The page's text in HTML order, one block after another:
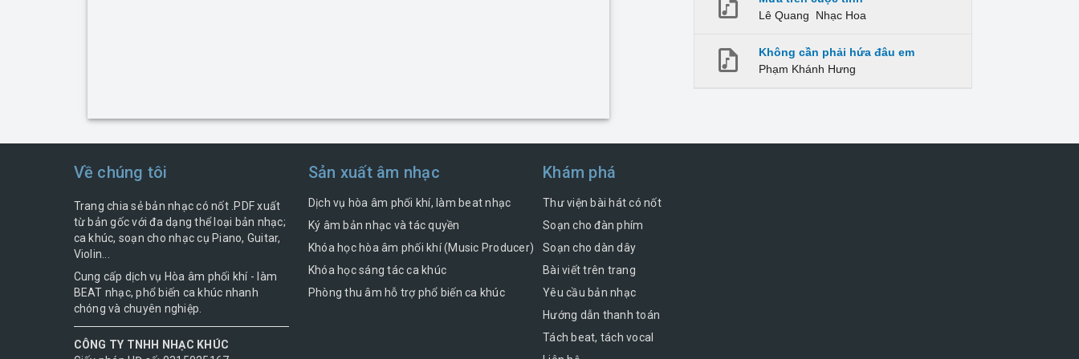
Lê Quang
Nhạc Hoa
Không cần phải hứa đâu em
Phạm Khánh Hưng
Về chúng tôi
Trang chia sẻ bản nhạc có nốt .PDF xuất
từ bản gốc với đa dạng thể loại bản nhạc;
ca khúc, soạn cho nhạc cụ Piano, Guitar,
Violin...
Cung cấp dịch vụ Hòa âm phối khí - làm
BEAT nhạc, phổ biến ca khúc nhanh
chóng và chuyên nghiệp.
CÔNG TY TNHH NHẠC KHÚC
Sản xuất âm nhạc
Dịch vụ hòa âm phối khí, làm beat nhạc
Ký âm bản nhạc và tác quyền
Khóa học hòa âm phối khí (Music Producer)
Khóa học sáng tác ca khúc
Phòng thu âm hỗ trợ phổ biến ca khúc
Khám phá
Thư viện bài hát có nốt
Soạn cho đàn phím
Soạn cho dàn dây
Bài viết trên trang
Yêu cầu bản nhạc
Hướng dẫn thanh toán
Tách beat, tách vocal